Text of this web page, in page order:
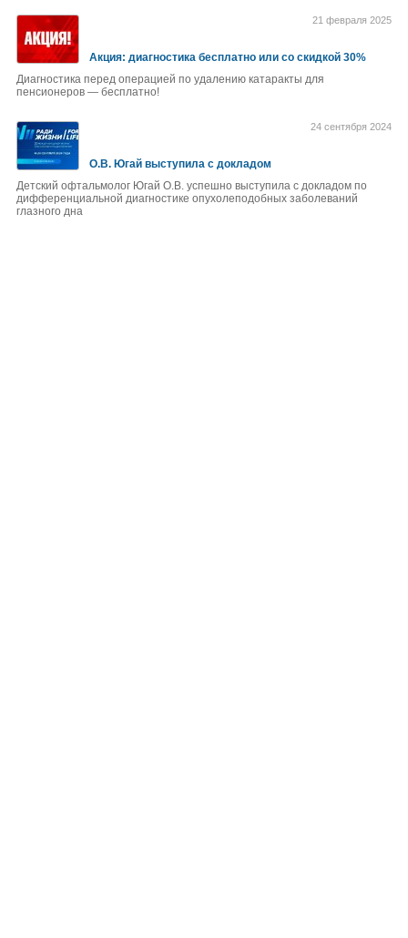
Акция: диагностика бесплатно или со скидкой 30%
21 февраля 2025
Диагностика перед операцией по удалению катаракты для
пенсионеров — бесплатно!
О.В. Югай выступила с докладом
24 сентября 2024
Детский офтальмолог Югай О.В. успешно выступила с докладом по
дифференциальной диагностике опухолеподобных заболеваний
глазного дна